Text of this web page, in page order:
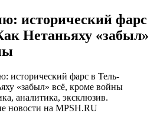
исторический фарс
Нетаньяху «забыл»